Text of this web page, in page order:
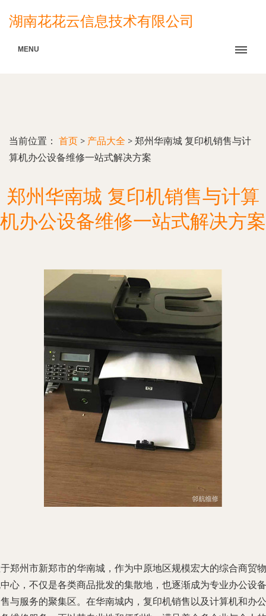
湖南花花云信息技术有限公司
MENU
当前位置： 首页 > 产品大全 > 郑州华南城 复印机销售与计
算机办公设备维修一站式解决方案
郑州华南城 复印机销售与计算
机办公设备维修一站式解决方案
郑州市新郑市的华南城，作为中原地区规模宏大的综合商贸物
心，不仅是各类商品批发的集散地，也逐渐成为专业办公设备
与服务的聚集区。在华南城内，复印机销售以及计算机和办公